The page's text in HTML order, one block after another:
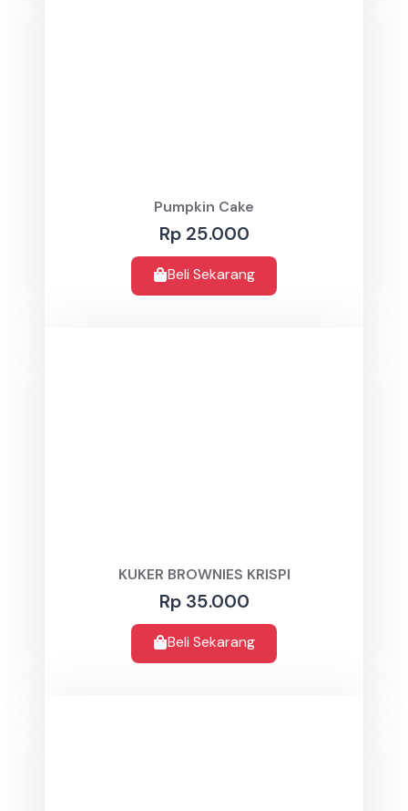
Pumpkin Cake
Rp 25.000
Beli Sekarang
KUKER BROWNIES KRISPI
Rp 35.000
Beli Sekarang